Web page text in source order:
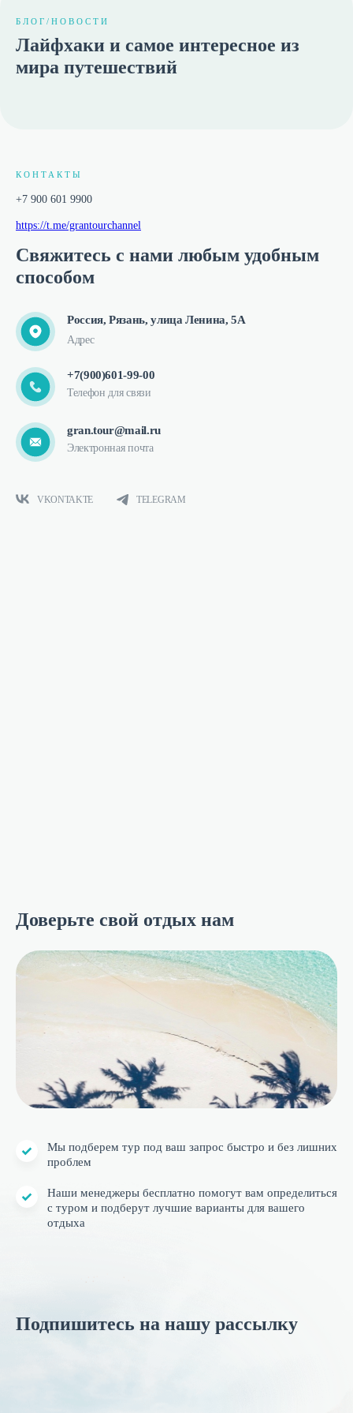
БЛОГ/НОВОСТИ
Лайфхаки и самое интересное из
мира путешествий
КОНТАКТЫ
+7 900 601 9900
https://t.me/grantourchannel
Свяжитесь с нами любым удобным
способом
Россия, Рязань, улица Ленина, 5А
Адрес
+7(900)601-99-00
Телефон для связи
gran.tour@mail.ru
Электронная почта
VKONTAKTE TELEGRAM
Доверьте свой отдых нам
Мы подберем тур под ваш запрос быстро и без лишних
проблем
Наши менеджеры бесплатно помогут вам определиться
с туром и подберут лучшие варианты для вашего
отдыха
Подпишитесь на нашу рассылку